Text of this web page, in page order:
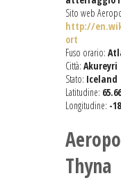
Sito web
http://
ort
Fuso orario:
Città: Akureyri
Stato: Iceland
Latitudine:
Longitudine: -
Thyna